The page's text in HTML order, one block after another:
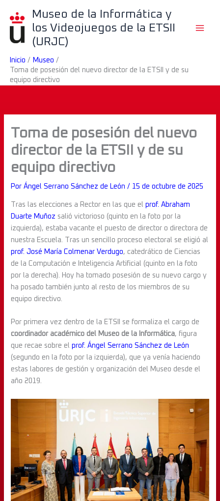
contenido
Museo de la Informática y
los Videojuegos de la ETSII
(URJC)
Inicio
Museo
Toma de posesión del nuevo director de la ETSII y de su
equipo directivo
Toma de posesión del nuevo
director de la ETSII y de su
equipo directivo
PorÁngel Serrano Sánchez de León/ 15 de octubre de 2025
Tras las elecciones a Rector en las que elprof. Abraham
Duarte Muñoz salió victorioso (quinto en la foto por la
izquierda), estaba vacante el puesto de director o directora de
nuestra Escuela. Tras un sencillo proceso electoral se eligió al
prof. José María Colmenar Verdugo, catedrático de Ciencias
de la Computación e Inteligencia Artificial (quinto en la foto
por la derecha). Hoy ha tomado posesión de su nuevo cargo y
ha posado también junto al resto de los miembros de su
equipo directivo.
Por primera vez dentro de la ETSII se formaliza el cargo de
coordinador académico del Museo de la Informática, figura
que recae sobre elprof. Ángel Serrano Sánchez de León
(segundo en la foto por la izquierda), que ya venía haciendo
estas labores de gestión y organización del Museo desde el
año 2019.
u
a
r